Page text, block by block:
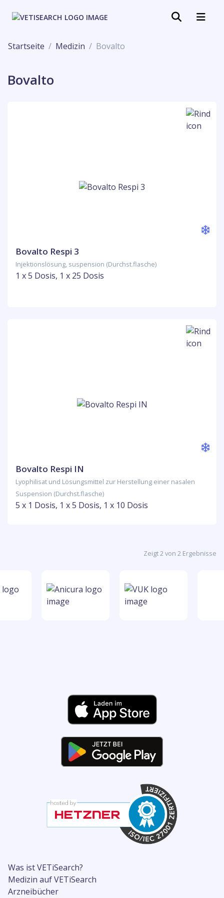
Startseite Medizin Bovalto
Bovalto
Bovalto Respi 3
Injektionslösung, suspension (Durchst.flasche)
1 x 5 Dosis, 1 x 25 Dosis
Bovalto Respi IN
Lyophilisat und Lösungsmittel zur Herstellung einer nasalen
Suspension (Durchst.flasche)
5 x 1 Dosis, 1 x 5 Dosis, 1 x 10 Dosis
Zeigt 2 von 2 Ergebnisse
Was ist VETiSearch?
Medizin auf VETiSearch
Arzneibücher